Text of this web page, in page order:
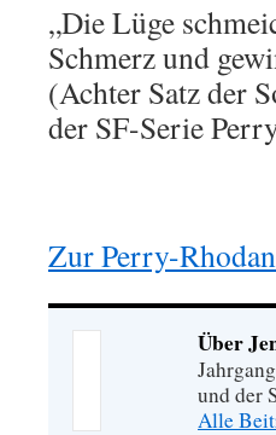
„Die Lüge
Schmerz und
(Achter Satz der
der SF-Serie
Zur Perry-
Über
und der
Alle